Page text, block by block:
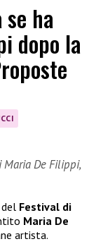
ha
dopo la
De Filippi,
del Festival di
Maria De
artista.